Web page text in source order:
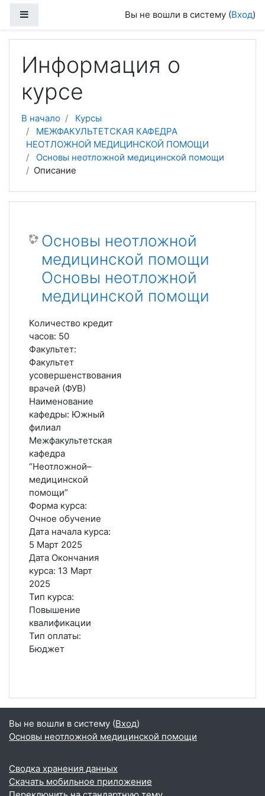
Вы не вошли в систему (Вход)
Информация о
курсе
В начало
Курсы
МЕЖФАКУЛЬТЕТСКАЯ КАФЕДРА
НЕОТЛОЖНОЙ МЕДИЦИНСКОЙ ПОМОЩИ
Основы неотложной медицинской помощи
Описание
Основы неотложной
медицинской помощи
Основы неотложной
медицинской помощи
Количество кредит
часов: 50
Факультет:
Факультет
усовершенствования
врачей (ФУВ)
Наименование
кафедры: Южный
филиал
Межфакультетская
кафедра
“Неотложной–
медицинской
помощи”
Форма курса:
Очное обучение
Дата начала курса:
5 Март 2025
Дата Окончания
курса: 13 Март
2025
Тип курса:
Повышение
квалификации
Тип оплаты:
Бюджет
Вы не вошли в систему (Вход)
Основы неотложной медицинской помощи
Сводка хранения данных
Скачать мобильное приложение